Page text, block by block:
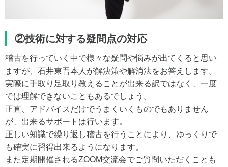
②技術に対する疑問点の対応
稽古を行っていく中で様々な疑問や悩みが出てくると思い
ますが、石井東吾本人が解決策や解消法をお答えします。
実際に手取り足取り教えることが出来る訳ではなく、一度
では理解できないこともあるでしょう。
正直、アドバイスだけでうまくいくものでもありません
が、出来るサポートは行います。
正しい知識で繰り返し稽古を行うことにより、ゆっくりで
も確実に習得出来るようになります。
また定期開催されるZOOM交流会でご質問いただくことも